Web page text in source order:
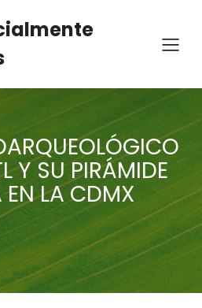
Y SU PIRÁMIDE
EN LA CDMX